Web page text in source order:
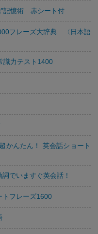
記憶術 赤シート付
フレーズ大辞典 〈日本語
力テスト1400
んたん！ 英会話ショート
でいますぐ英会話！
トフレーズ1600